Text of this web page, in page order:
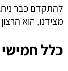
להתקדם כבר
מצידנו, הוא
כלל